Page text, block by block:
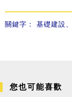
關鍵字： 基礎建設、
您也可能喜歡